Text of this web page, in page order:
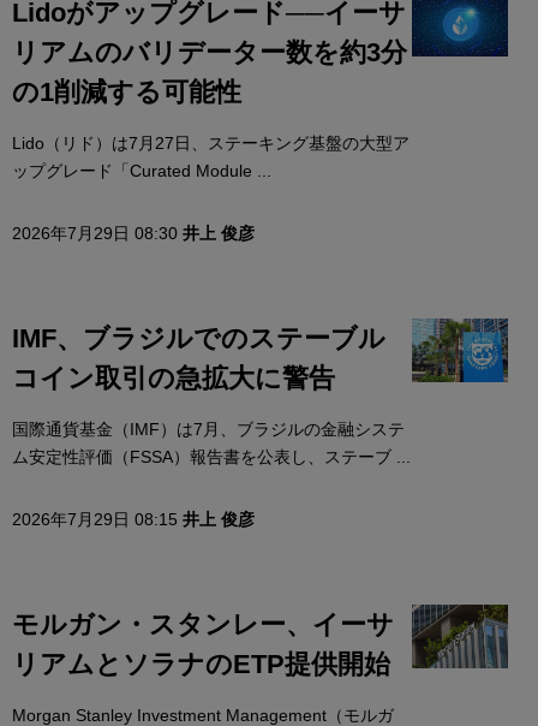
Lidoがアップグレード──イーサ
リアムのバリデーター数を約3分
の1削減する可能性
Lido（リド）は7月27日、ステーキング基盤の大型ア
ップグレード「Curated Module ...
2026年7月29日 08:30 井上 俊彦
IMF、ブラジルでのステーブル
コイン取引の急拡大に警告
国際通貨基金（IMF）は7月、ブラジルの金融システ
ム安定性評価（FSSA）報告書を公表し、ステーブ ...
2026年7月29日 08:15 井上 俊彦
モルガン・スタンレー、イーサ
リアムとソラナのETP提供開始
Morgan Stanley Investment Management（モルガ